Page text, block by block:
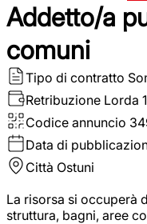
Addetto/a
comuni
Tipo di contratto
Retribuzione Lorda
Codice annuncio
Data di
Città Ostuni
La risorsa si occuperà
struttura, bagni, aree